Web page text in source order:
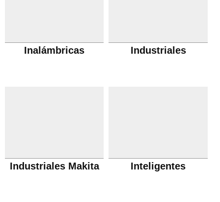
Inalámbricas Industriales
Industriales Makita Inteligentes